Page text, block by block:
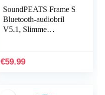
SoundPEATS Frame S
Bluetooth-audiobril
V5.1, Slimme
aptX HD-audio, 5 uur
€59.99